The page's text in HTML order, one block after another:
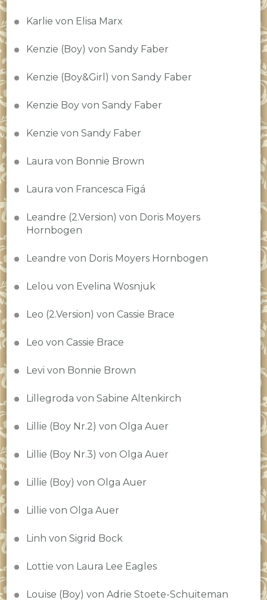
Karlie von Elisa Marx
Kenzie (Boy) von Sandy Faber
Kenzie (Boy&Girl) von Sandy Faber
Kenzie Boy von Sandy Faber
Kenzie von Sandy Faber
Laura von Bonnie Brown
Laura von Francesca Figá
Leandre (2.Version) von Doris Moyers
Hornbogen
Leandre von Doris Moyers Hornbogen
Lelou von Evelina Wosnjuk
Leo (2.Version) von Cassie Brace
Leo von Cassie Brace
Levi von Bonnie Brown
Lillegroda von Sabine Altenkirch
Lillie (Boy Nr.2) von Olga Auer
Lillie (Boy Nr.3) von Olga Auer
Lillie (Boy) von Olga Auer
Lillie von Olga Auer
Linh von Sigrid Bock
Lottie von Laura Lee Eagles
Louise (Boy) von Adrie Stoete-Schuiteman